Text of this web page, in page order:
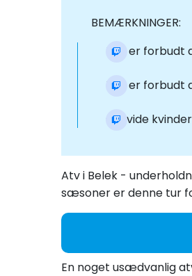
BEMÆRKNINGER:
Det er forbudt
Det er forbudt
Gravide
Atv i Belek -
sæsoner er denne tur
En noget usædvanlig